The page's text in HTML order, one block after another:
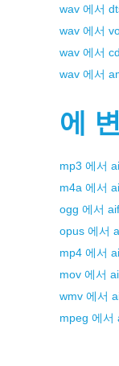
wav 에서
wav 에서
wav 에서
wav 에서
에
mp3 에서
m4a 에서
ogg 에서
opus 에서
mp4 에서
mov 에서
wmv 에서
mpeg 에서